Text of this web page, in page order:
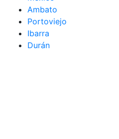
Ambato
Portoviejo
Ibarra
Durán